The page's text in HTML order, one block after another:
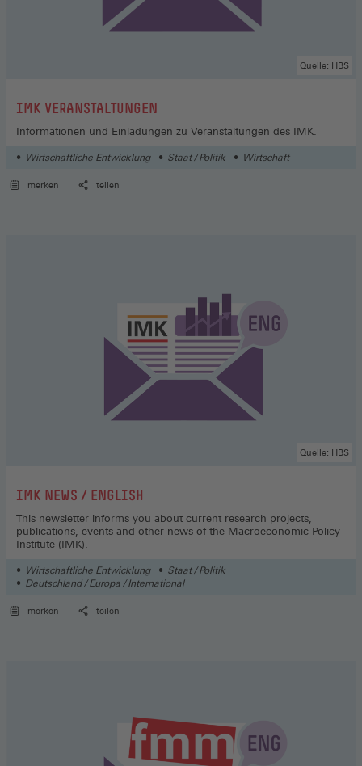
:IMK VERANSTALTUNGEN
Informationen und Einladungen zu Veranstaltungen des IMK.
Quelle: HBS
Wirtschaftliche Entwicklung Staat / Politik Wirtschaft
merken teilen
:IMK NEWS / ENGLISH
This newsletter informs you about current research projects,
publications, events and other news of the Macroeconomic Policy
Institute (IMK).
Quelle: HBS
Wirtschaftliche Entwicklung
Staat / Politik
Deutschland / Europa / International
merken teilen